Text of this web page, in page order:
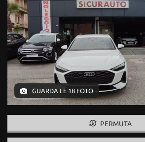
ASSISTENZA
CONTATTI
GUARDA LE 18 FOTO
PERMUTA
le
tue
preferenze
di
consenso
alle
tecnologie
di
tracciamento
che
adottiamo
le